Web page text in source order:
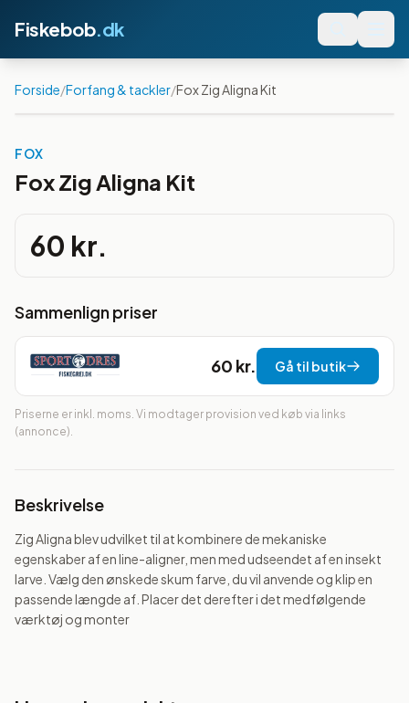
Fiskebob.dk
Forside/Forfang & tackler/Fox Zig Aligna Kit
FOX
Fox Zig Aligna Kit
60 kr.
Sammenlign priser
60 kr. Gå til butik
Priserne er inkl. moms. Vi modtager provision ved køb via links
(annonce).
Beskrivelse
Zig Aligna blev udvilket til at kombinere de mekaniske
egenskaber af en line-aligner, men med udseendet af en insekt
larve. Vælg den ønskede skum farve, du vil anvende og klip en
passende længde af. Placer det derefter i det medfølgende
værktøj og monter